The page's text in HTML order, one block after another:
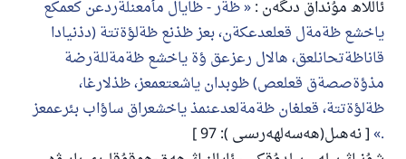
ئاللاھ مۇنداق دىگەن : ظةر - ظايال مأمعنلةردعن كعمكع
ياخشع ظةمةل قعلعدعكةن، بعز ظذنع ظةلؤةتتة (دذنيادا
قاناظةتحانلعق، هالال رعزعق ؤة ياخشع ظةمةللةرضة
مذؤةصصةق قعلعص) ظوبدان ياشعتعمعز، ظذلارغا،
ظةلؤةتتة، قعلغان ظةمةلعدعنمذ ياخشعراق ساؤاب بئرعمعز
. [ نەھىل(ھەسەلھەرىسى ): 97 ]